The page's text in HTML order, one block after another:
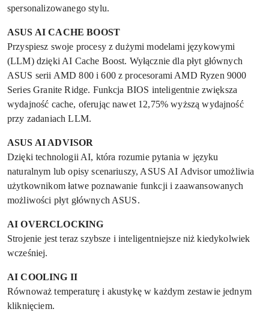
spersonalizowanego stylu.
ASUS AI CACHE BOOST
Przyspiesz swoje procesy z dużymi modelami językowymi
(LLM) dzięki AI Cache Boost. Wyłącznie dla płyt głównych
ASUS serii AMD 800 i 600 z procesorami AMD Ryzen 9000
Series Granite Ridge. Funkcja BIOS inteligentnie zwiększa
wydajność cache, oferując nawet 12,75% wyższą wydajność
przy zadaniach LLM.
ASUS AI ADVISOR
Dzięki technologii AI, która rozumie pytania w języku
naturalnym lub opisy scenariuszy, ASUS AI Advisor umożliwia
użytkownikom łatwe poznawanie funkcji i zaawansowanych
możliwości płyt głównych ASUS.
AI OVERCLOCKING
Strojenie jest teraz szybsze i inteligentniejsze niż kiedykolwiek
wcześniej.
AI COOLING II
Równoważ temperaturę i akustykę w każdym zestawie jednym
kliknięciem.